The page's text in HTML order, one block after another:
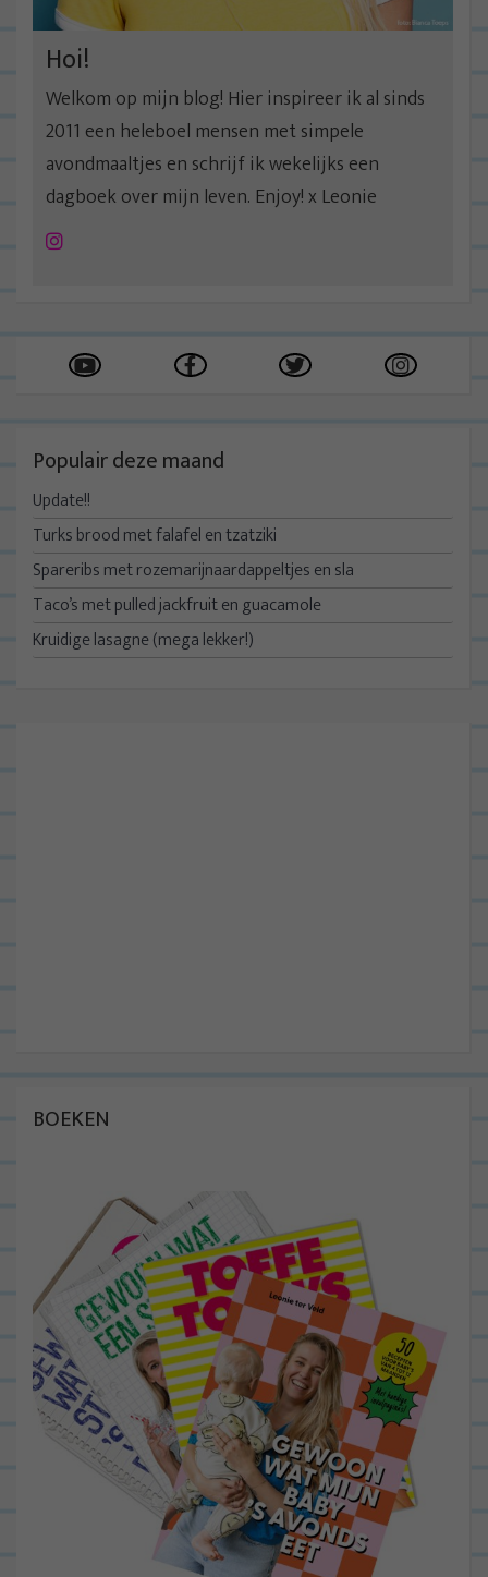
Hoi!
Welkom op mijn blog! Hier inspireer ik al sinds
2011 een heleboel mensen met simpele
avondmaaltjes en schrijf ik wekelijks een
dagboek over mijn leven. Enjoy! x Leonie
Instagram
Populair deze maand
Update!!
Turks brood met falafel en tzatziki
Spareribs met rozemarijnaardappeltjes en sla
Taco’s met pulled jackfruit en guacamole
Kruidige lasagne (mega lekker!)
BOEKEN